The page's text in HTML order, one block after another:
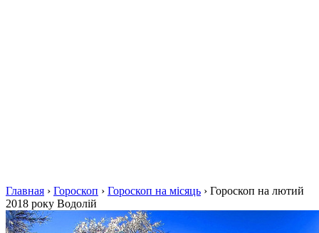
Главная › Гороскоп › Гороскоп на місяць › Гороскоп на лютий
2018 року Водолій